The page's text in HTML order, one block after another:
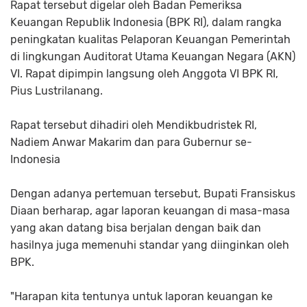
Rapat tersebut digelar oleh Badan Pemeriksa
Keuangan Republik Indonesia (BPK RI), dalam rangka
peningkatan kualitas Pelaporan Keuangan Pemerintah
di lingkungan Auditorat Utama Keuangan Negara (AKN)
VI. Rapat dipimpin langsung oleh Anggota VI BPK RI,
Pius Lustrilanang.
Rapat tersebut dihadiri oleh Mendikbudristek RI,
Nadiem Anwar Makarim dan para Gubernur se-
Indonesia
Dengan adanya pertemuan tersebut, Bupati Fransiskus
Diaan berharap, agar laporan keuangan di masa-masa
yang akan datang bisa berjalan dengan baik dan
hasilnya juga memenuhi standar yang diinginkan oleh
BPK.
"Harapan kita tentunya untuk laporan keuangan ke